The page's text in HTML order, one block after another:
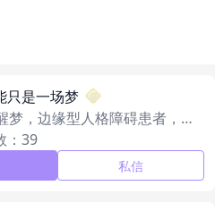
只是一场梦
梦，边缘型人格障碍患者，社
，不擅长说话，说错话的话真
不起……
：39
私信